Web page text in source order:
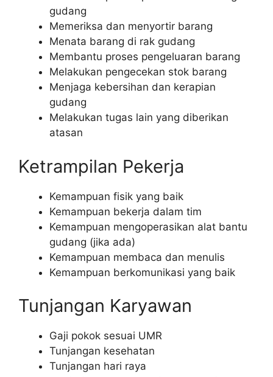
gudang
Memeriksa dan menyortir barang
Menata barang di rak gudang
Membantu proses pengeluaran barang
Melakukan pengecekan stok barang
Menjaga kebersihan dan kerapian
gudang
Melakukan tugas lain yang diberikan
atasan
Ketrampilan Pekerja
Kemampuan fisik yang baik
Kemampuan bekerja dalam tim
Kemampuan mengoperasikan alat bantu
gudang (jika ada)
Kemampuan membaca dan menulis
Kemampuan berkomunikasi yang baik
Tunjangan Karyawan
Gaji pokok sesuai UMR
Tunjangan kesehatan
Tunjangan hari raya